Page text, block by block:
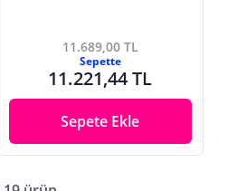
11.689,00 TL
Sepette
11.221,44 TL
Sepete Ekle